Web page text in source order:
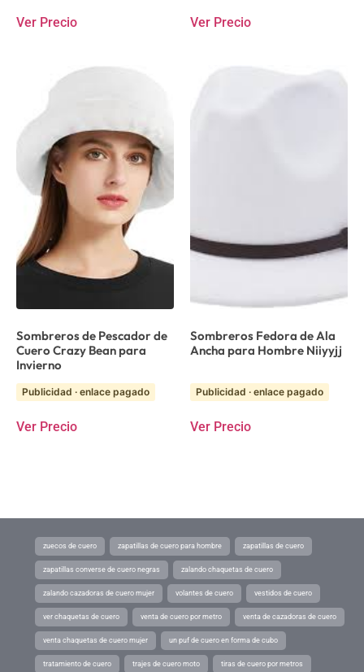
Ver Precio Ver Precio
Sombreros de Pescador de
Cuero Crazy Bean para
Invierno
Publicidad · enlace pagado
Ver Precio
Sombreros Fedora de Ala
Ancha para Hombre Niiyyjj
Publicidad · enlace pagado
Ver Precio
zuecos de cuero zapatillas de cuero para hombre zapatillas de cuero
zapatillas converse de cuero negras zalando chaquetas de cuero
zalando cazadoras de cuero mujer volantes de cuero vestidos de cuero
ver chaquetas de cuero venta de cuero por metro venta de cazadoras de cuero
venta chaquetas de cuero mujer un puf de cuero en forma de cubo
tratamiento de cuero trajes de cuero moto tiras de cuero por metros